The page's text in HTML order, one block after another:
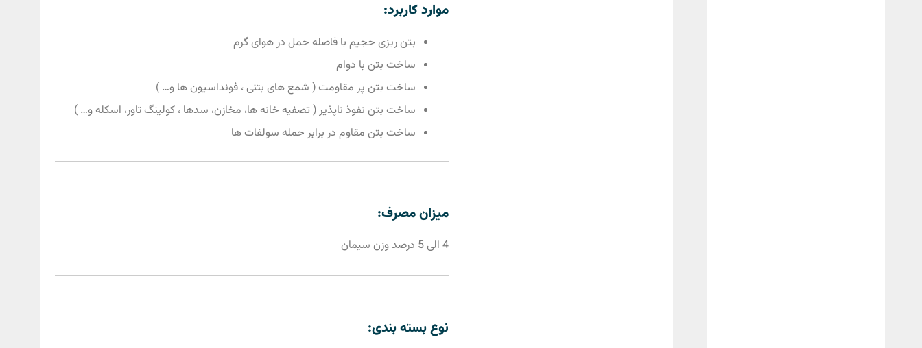
موارد کاربرد:
بتن ریزی حجیم با فاصله حمل در هوای گرم
ساخت بتن با دوام
ساخت بتن پر مقاومت ( شمع های بتنی ، فونداسیون ها و… )
ساخت بتن نفوذ ناپذیر ( تصفیه خانه ها، مخازن، سدها ، کولینگ تاور، اسکله و… )
ساخت بتن مقاوم در برابر حمله سولفات ها
میزان مصرف:
4 الی 5 درصد وزن سیمان
نوع بسته بندی: